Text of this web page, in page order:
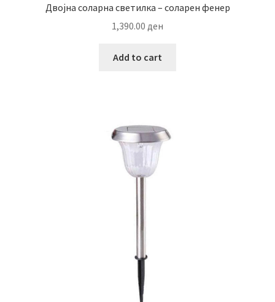
Двојна соларна светилка – соларен фенер
1,390.00 ден
Add to cart